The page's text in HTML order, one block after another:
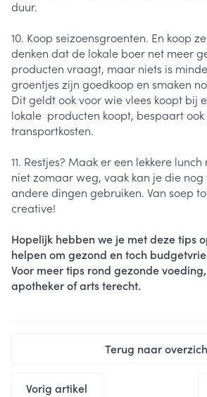
duur.
10. Koop seizoensgroenten. En koop
denken dat de lokale boer net meer
producten vraagt, maar niets is
groentjes zijn goedkoop en smaken
Dit geldt ook voor wie vlees koopt bij
lokale producten koopt, bespaart
transportkosten.
11. Restjes? Maak er een lekkere
niet zomaar weg, vaak kan je die nog
andere dingen gebruiken. Van soep
creative!
Hopelijk hebben we je met deze tips
helpen om gezond en toch
Voor meer tips rond gezonde
apotheker of arts terecht.
Terug naar
Vorig artikel